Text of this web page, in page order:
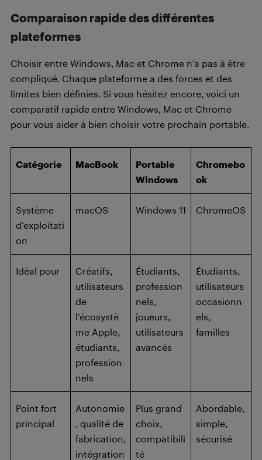
Comparaison rapide des différentes
plateformes
Choisir entre Windows, Mac et Chrome n’a pas à être
compliqué. Chaque plateforme a des forces et des
limites bien définies. Si vous hésitez encore, voici un
comparatif rapide entre Windows, Mac et Chrome
pour vous aider à bien choisir votre prochain portable.
Catégorie MacBook
Portable
Windows
Chromebo
ok
Système
d’exploitati
on
macOS Windows 11 ChromeOS
Idéal pour
Créatifs,
utilisateurs
de
l’écosystè
me Apple,
étudiants,
profession
nels
Étudiants,
profession
nels,
joueurs,
utilisateurs
avancés
Étudiants,
utilisateurs
occasionn
els,
familles
Point fort
principal
Autonomie
, qualité de
fabrication,
intégration
Plus grand
choix,
compatibili
té
Abordable,
simple,
sécurisé